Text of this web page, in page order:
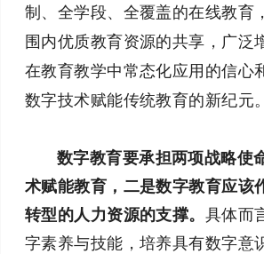
制、全学段、全覆盖的在线教育
围内优质教育资源的共享，广泛
在教育教学中常态化应用的信心
数字技术赋能传统教育的新纪元。
数字教育要承担两项战略使
术赋能教育，二是数字教育应该
转型的人力资源的支撑。 具体而
字素养与技能，培养具有数字意